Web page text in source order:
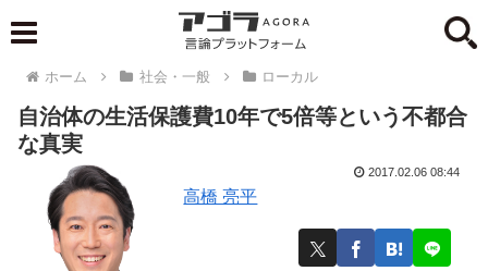
ホーム 社会・一般 ローカル
自治体の生活保護費10年で5倍等という不都合
な真実
高橋 亮平
2017.02.06 08:44